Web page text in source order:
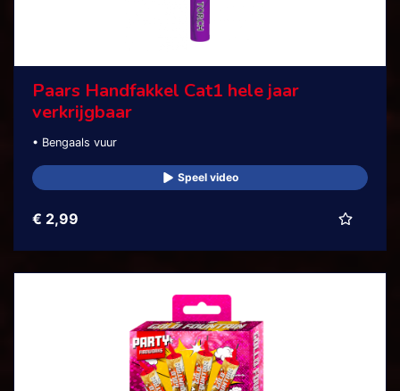
Paars Handfakkel Cat1 hele jaar
verkrijgbaar
• Bengaals vuur
Speel video
€ 2,99